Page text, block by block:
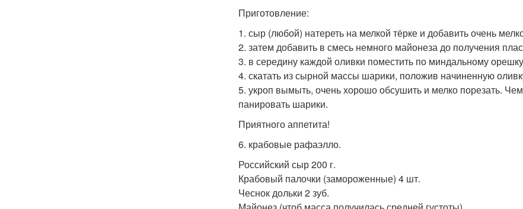
Приготовление:
1. сыр (любой) натереть на мелкой тёрке и добавить очень
2. затем добавить в смесь немного майонеза до получения
3. в середину каждой оливки поместить по миндальному
4. скатать из сырной массы шарики, положив начиненную
5. укроп вымыть, очень хорошо обсушить и мелко порезать.
панировать шарики.
Приятного аппетита!
6. крабовые рафаэлло.
Российский сыр 200 г.
Крабовый палочки (замороженные) 4 шт.
Чеснок дольки 2 зуб.